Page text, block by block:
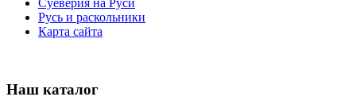
Суеверия на Руси
Русь и раскольники
Карта сайта
Наш каталог